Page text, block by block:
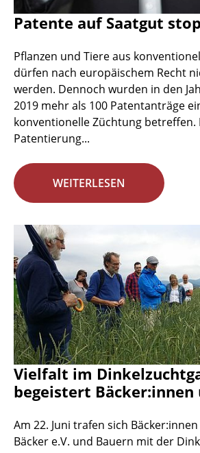
Patente auf Saatgut
Pflanzen und Tiere aus
dürfen nach europäischem Recht
werden. Dennoch wurden in den
2019 mehr als 100 Patentanträge
konventionelle Züchtung betreffen.
Patentierung...
WEITERLESEN
Vielfalt im
begeistert Bäcker:innen
Am 22. Juni trafen sich
Bäcker e.V. und Bauern mit der